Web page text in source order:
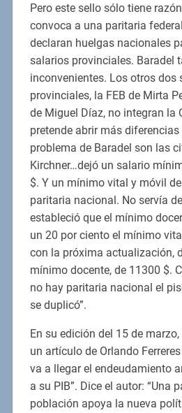
Pero este sello sólo tiene
convoca a una paritaria
declaran huelgas nacionales
salarios provinciales. Baradel
inconvenientes. Los otros dos
provinciales, la FEB de Mirta
de Miguel Díaz, no integran la
pretende abrir más diferencias
problema de Baradel son las
Kirchner…dejó un salario
$. Y un mínimo vital y móvil
paritaria nacional. No servía
estableció que el mínimo
un 20 por ciento el mínimo
con la próxima actualización,
mínimo docente, de 11300 $.
no hay paritaria nacional el
se duplicó”.
En su edición del 15 de marzo,
un artículo de Orlando
va a llegar el endeudamiento
a su PIB”. Dice el autor: “Una
población apoya la nueva